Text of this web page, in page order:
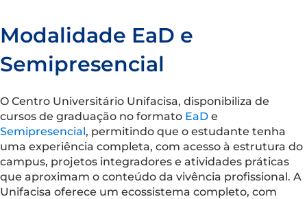
Modalidade EaD e
Semipresencial
O Centro Universitário Unifacisa, disponibiliza de
cursos de graduação no formato EaD e
Semipresencial, permitindo que o estudante tenha
uma experiência completa, com acesso à estrutura do
campus, projetos integradores e atividades práticas
que aproximam o conteúdo da vivência profissional. A
Unifacisa oferece um ecossistema completo, com